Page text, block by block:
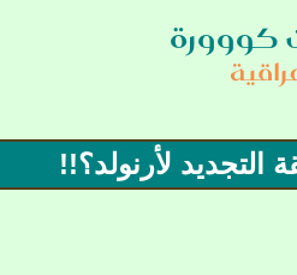
كووورة
لأرنولد؟!!